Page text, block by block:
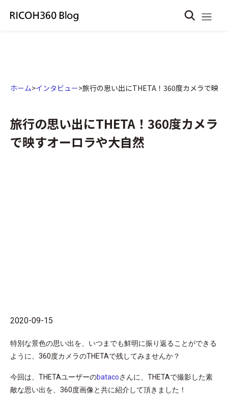
ホーム>インタビュー>旅行の思い出にTHETA！360度カメラで映
旅行の思い出にTHETA！360度カメラ
で映すオーロラや大自然
2020-09-15
特別な景色の思い出を、いつまでも鮮明に振り返ることができる
ように、360度カメラのTHETAで残してみませんか？
今回は、THETAユーザーのbatacoさんに、THETAで撮影した素
敵な思い出を、360度画像と共に紹介して頂きました！